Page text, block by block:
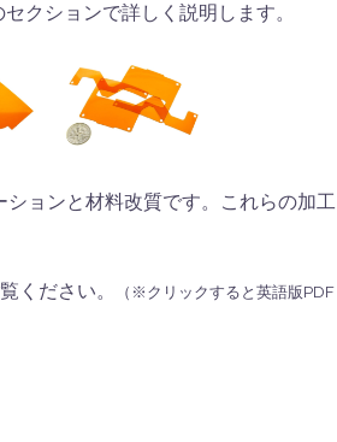
クションで詳しく説明します。
ョンと材料改質です。これらの加工
ください。
（※クリックすると英語版PDF